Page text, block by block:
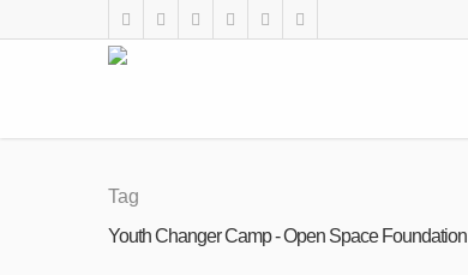
Tag
Youth Changer Camp - Open Space Foundation